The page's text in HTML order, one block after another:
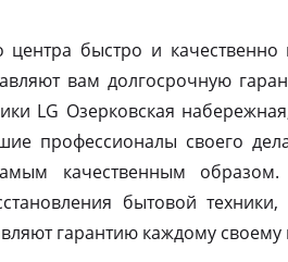
центра быстро и
вам долгосрочную
LG Озерковская
профессионалы своего
качественным
бытовой
гарантию каждому своему